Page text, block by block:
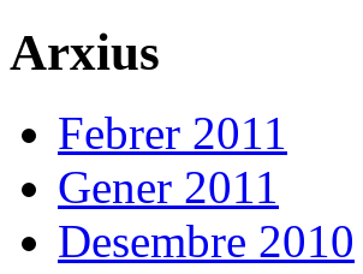
Arxius
Febrer 2011
Gener 2011
Desembre 2010